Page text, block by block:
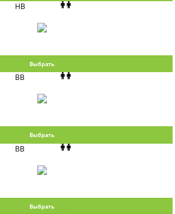
HB
Выбрать
BB
Выбрать
BB
Выбрать